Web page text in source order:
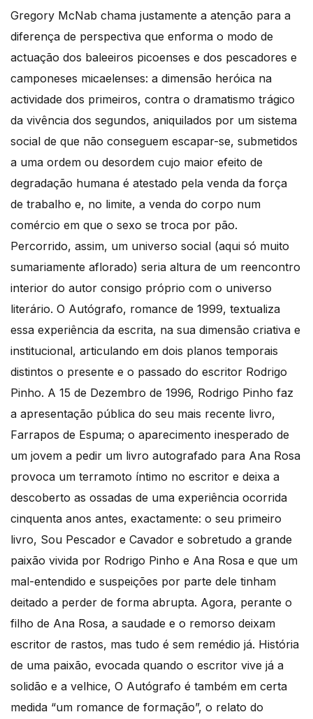
Gregory McNab chama justamente a atenção para a
diferença de perspectiva que enforma o modo de
actuação dos baleeiros picoenses e dos pescadores e
camponeses micaelenses: a dimensão heróica na
actividade dos primeiros, contra o dramatismo trágico
da vivência dos segundos, aniquilados por um sistema
social de que não conseguem escapar-se, submetidos
a uma ordem ou desordem cujo maior efeito de
degradação humana é atestado pela venda da força
de trabalho e, no limite, a venda do corpo num
comércio em que o sexo se troca por pão.
Percorrido, assim, um universo social (aqui só muito
sumariamente aflorado) seria altura de um reencontro
interior do autor consigo próprio com o universo
literário. O Autógrafo, romance de 1999, textualiza
essa experiência da escrita, na sua dimensão criativa e
institucional, articulando em dois planos temporais
distintos o presente e o passado do escritor Rodrigo
Pinho. A 15 de Dezembro de 1996, Rodrigo Pinho faz
a apresentação pública do seu mais recente livro,
Farrapos de Espuma; o aparecimento inesperado de
um jovem a pedir um livro autografado para Ana Rosa
provoca um terramoto íntimo no escritor e deixa a
descoberto as ossadas de uma experiência ocorrida
cinquenta anos antes, exactamente: o seu primeiro
livro, Sou Pescador e Cavador e sobretudo a grande
paixão vivida por Rodrigo Pinho e Ana Rosa e que um
mal-entendido e suspeições por parte dele tinham
deitado a perder de forma abrupta. Agora, perante o
filho de Ana Rosa, a saudade e o remorso deixam
escritor de rastos, mas tudo é sem remédio já. História
de uma paixão, evocada quando o escritor vive já a
solidão e a velhice, O Autógrafo é também em certa
medida “um romance de formação”, o relato do